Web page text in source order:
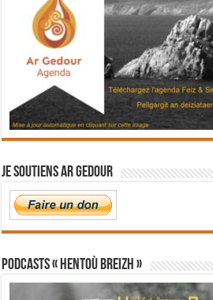
Je soutiens Ar Gedour
PODCASTS « Hentoù Breizh »